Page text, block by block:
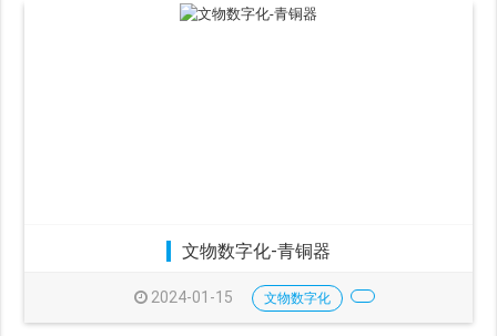
文物数字化-青铜器
2024-01-15 文物数字化